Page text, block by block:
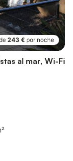
243 € por noche
al mar, Wi-Fi